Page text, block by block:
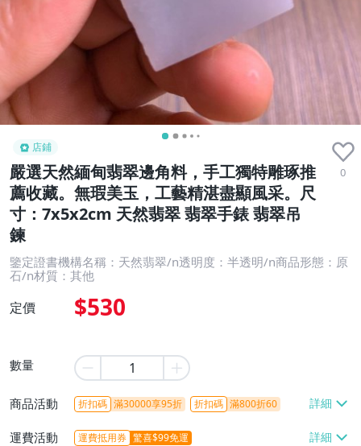
店鋪
嚴選天然緬甸翡翠邊角料，手工獨特雕琢推
薦收藏。無瑕美玉，工藝精湛盡顯風采。尺
寸：7x5x2cm 天然翡翠 翡翠手錶 翡翠吊
鍊
0
鑒定證書機構名稱：天然翡翠/n透明度：半透明/n商品形態：原
石/n材質：其他
定價 $530
數量
商品活動 折扣碼 滿30000享95折 折扣碼 滿800折60
運費活動 運費抵用券 驚喜$99免運